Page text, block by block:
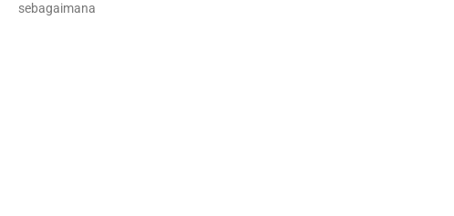
sebagaimana